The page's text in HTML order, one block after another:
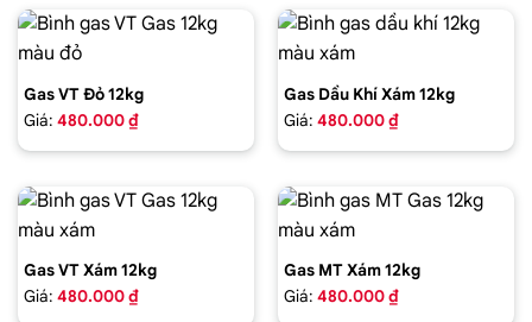
Gas VT Đỏ 12kg
Giá: 480.000 ₫
Gas Dầu Khí Xám 12kg
Giá: 480.000 ₫
Gas VT Xám 12kg
Giá: 480.000 ₫
Gas MT Xám 12kg
Giá: 480.000 ₫